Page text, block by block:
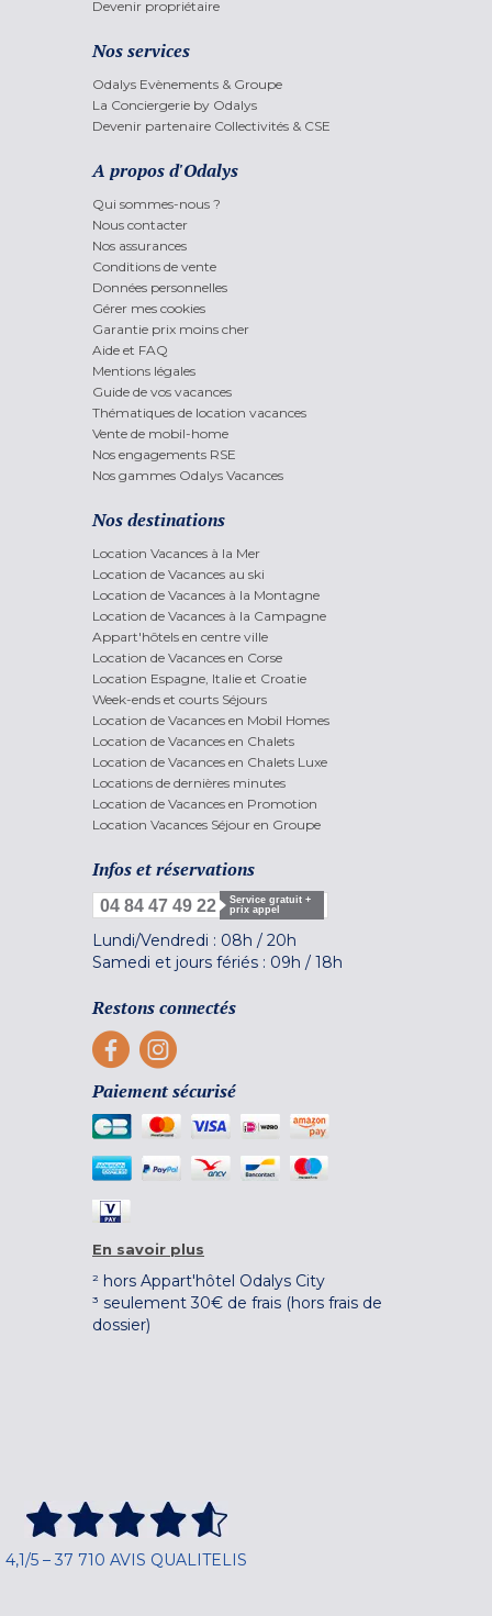
Devenir propriétaire
Nos services
Odalys Evènements & Groupe
La Conciergerie by Odalys
Devenir partenaire Collectivités & CSE
A propos d'Odalys
Qui sommes-nous ?
Nous contacter
Nos assurances
Conditions de vente
Données personnelles
Gérer mes cookies
Garantie prix moins cher
Aide et FAQ
Mentions légales
Guide de vos vacances
Thématiques de location vacances
Vente de mobil-home
Nos engagements RSE
Nos gammes Odalys Vacances
Nos destinations
Location Vacances à la Mer
Location de Vacances au ski
Location de Vacances à la Montagne
Location de Vacances à la Campagne
Appart'hôtels en centre ville
Location de Vacances en Corse
Location Espagne, Italie et Croatie
Week-ends et courts Séjours
Location de Vacances en Mobil Homes
Location de Vacances en Chalets
Location de Vacances en Chalets Luxe
Locations de dernières minutes
Location de Vacances en Promotion
Location Vacances Séjour en Groupe
Infos et réservations
04 84 47 49 22
Service gratuit +
prix appel
Lundi/Vendredi : 08h / 20h
Samedi et jours fériés : 09h / 18h
Restons connectés
Paiement sécurisé
En savoir plus
² hors Appart'hôtel Odalys City
³ seulement 30€ de frais (hors frais de
dossier)
4,1/5 – 37 710 AVIS QUALITELIS